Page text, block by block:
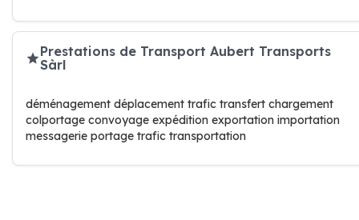
Prestations de Transport Aubert Transports
Sàrl
déménagement déplacement trafic transfert chargement
colportage convoyage expédition exportation importation
messagerie portage trafic transportation